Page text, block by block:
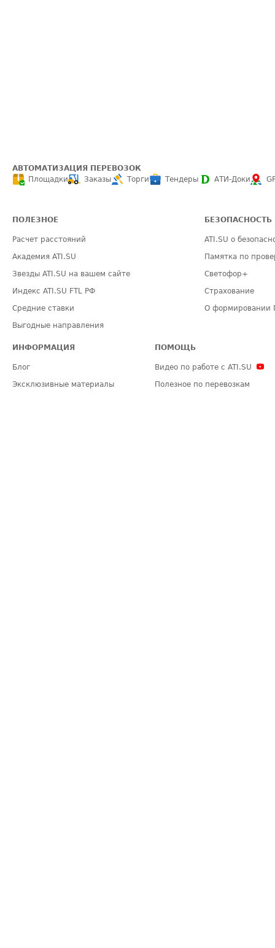
АВТОМАТИЗАЦИЯ ПЕРЕВОЗОК
Площадки
Заказы Торги Тендеры АТИ-Доки
ПОЛЕЗНОЕ
Расчет расстояний
Академия ATI.SU
Звезды ATI.SU на вашем сайте
Индекс ATI.SU FTL РФ
Средние ставки
Выгодные направления
БЕЗОПАСНОСТЬ
ATI.SU о
Памятка по
Светофор+
Страхование
О формировании
ИНФОРМАЦИЯ
Блог
Эксклюзивные материалы
ПОМОЩЬ
Видео по работе с ATI.SU
Полезное по перевозкам